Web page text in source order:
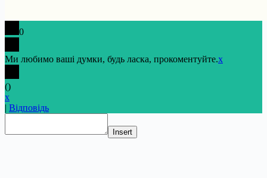
0
Ми любимо ваші думки, будь ласка, прокоментуйте.x
()
x
| Відповідь
Insert